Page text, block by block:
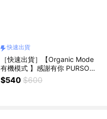
快速出貨
［快速出貨］【Organic Mode
有機模式 】感謝有你 PURSOUL
旅行洗護組(100mlx2)
$540 $600